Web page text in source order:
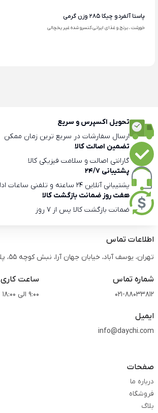
پاستا آلفردو چیکا 285 وزن گرمی
خورشت ، برنج و غذای ایرانی کنسرو شده غیر یخچالی
تحویل اکسپرس و سریع
ارسال سفارشات در سریع ترین زمان ممکن
تضمین اصالت کالا
گارانتی اصالت و سلامت فیزیکی کالا
پشتیبانی 24/7
پشتیبانی آنلاین 24 ساعته و تلفنی ساعات اداری
هفت روز ضمانت بازگشت کالا
ضمانت بازگشت کالا پس از 7 روز
اطلاعات تماس
تهران، یوسف آباد، خیابان جهان آرا، نبش کوچه 55، پلاک 162
شماره تماس
021-88033812
ساعت کاری
9:00 الی 18:00
ایمیل
info@daychi.com
صفحات
درباره ما
فروشگاه
بلاگ